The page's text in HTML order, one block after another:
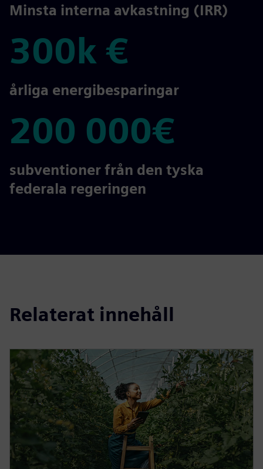
40%
Minsta interna avkastning (IRR)
300k €
300k €
årliga energibesparingar
200 000€
200 000€
subventioner från den tyska
federala regeringen
Relaterat innehåll